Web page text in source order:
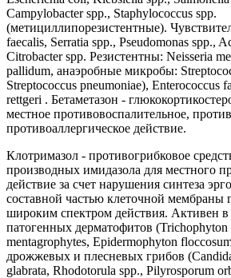
Campylobacter spp., Staphylococcus spp.
(метициллипорезистентные).
faecalis, Sеrratia spp., Pseudomonas spp.,
Citrobacter spp. Резистентны: Neisseria
pallidum, анаэробные микробы:
Streptococcus pneumoniae), Enterococcus
rettgeri . Бетаметазон -
местное противовоспалительное,
противоаллергическое действие.
Клотримазол - противогрибковое
производных имидазола для местного
действие за счет нарушения синтеза
составной частью клеточной мембраны
широким спектром действия. Активен
патогенных дерматофитов
mentagrophytes, Epidermophyton
дрожжевых и плесневых грибов
glabrata, Rhodotorula spp., Pilyrosporum